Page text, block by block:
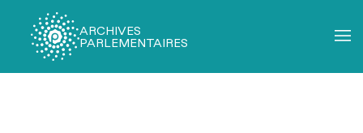
ARCHIVES
PARLEMENTAIRES